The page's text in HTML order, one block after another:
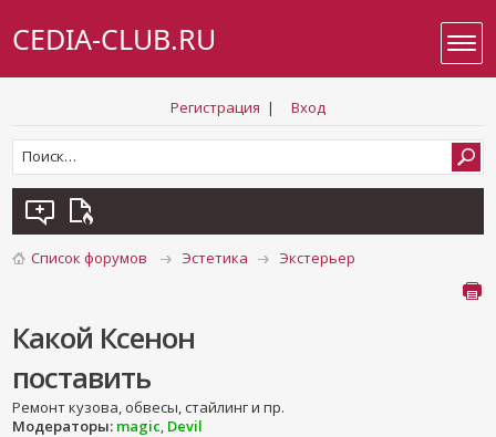
CEDIA-CLUB.RU
Регистрация | Вход
Список форумов Эстетика Экстерьер
Какой Ксенон
поставить
Ремонт кузова, обвесы, стайлинг и пр.
Модераторы: magic, Devil